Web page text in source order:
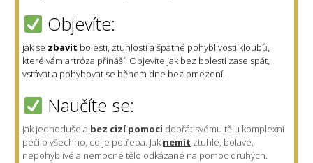
Objevíte:
jak se zbavit bolesti, ztuhlosti a špatné pohyblivosti kloubů,
které vám artróza přináší. Objevíte jak bez bolesti zase spát,
vstávat a pohybovat se během dne bez omezení.
Naučíte se:
jak jednoduše a bez cizí pomoci dopřát svému tělu komplexní
péči o všechno, co je potřeba. Jak nemít ztuhlé, bolavé,
nepohyblivé a nemocné tělo odkázané na pomoc druhých.